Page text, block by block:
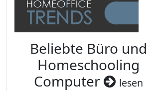
Beliebte Büro und
Homeschooling
Computer
lesen